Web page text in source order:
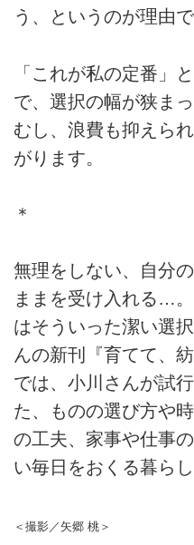
う、というのが理由で
「これが私の定番」
で、選択の幅が狭ま
むし、浪費も抑えら
がります。
＊
無理をしない、自分
ままを受け入れる…
はそういった潔い選
んの新刊『育てて、
では、小川さんが試
た、ものの選び方や
の工夫、家事や仕事
い毎日をおくる暮ら
＜撮影／矢郷 桃＞